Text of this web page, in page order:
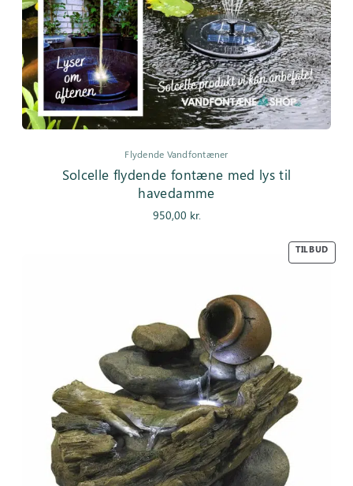
Flydende Vandfontæner
Solcelle flydende fontæne med lys til
havedamme
950,00 kr.
TILBUD